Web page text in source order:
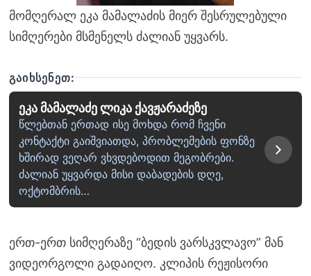
მომღერალ ეკა მამალაძის მიერ შესრულებული
სიმღერები მსმენელს ძალიან უყვარს.
ᲒᲐᲘᲮᲡᲔᲜᲔᲗ:
ეკა მამალაძე ლიკა ქავჟარაძეზე
წლებთან ერთად ისე მოხდა რომ ჩვენი
კონტაქტი გაიშვიათდა, პრობლემების ფონზე
ხშირად ვეღარ ვხვდებოდით მეგობრები.
ძალიან უყვარდა მისი დაბადების დღე,
ოქტომბრის…
ერთ-ერთ სიმღერაზე “ბედის ვარსკვლავო” მან
ვიდეორგოლი გადაიღო. კლიპის რეჟისორი